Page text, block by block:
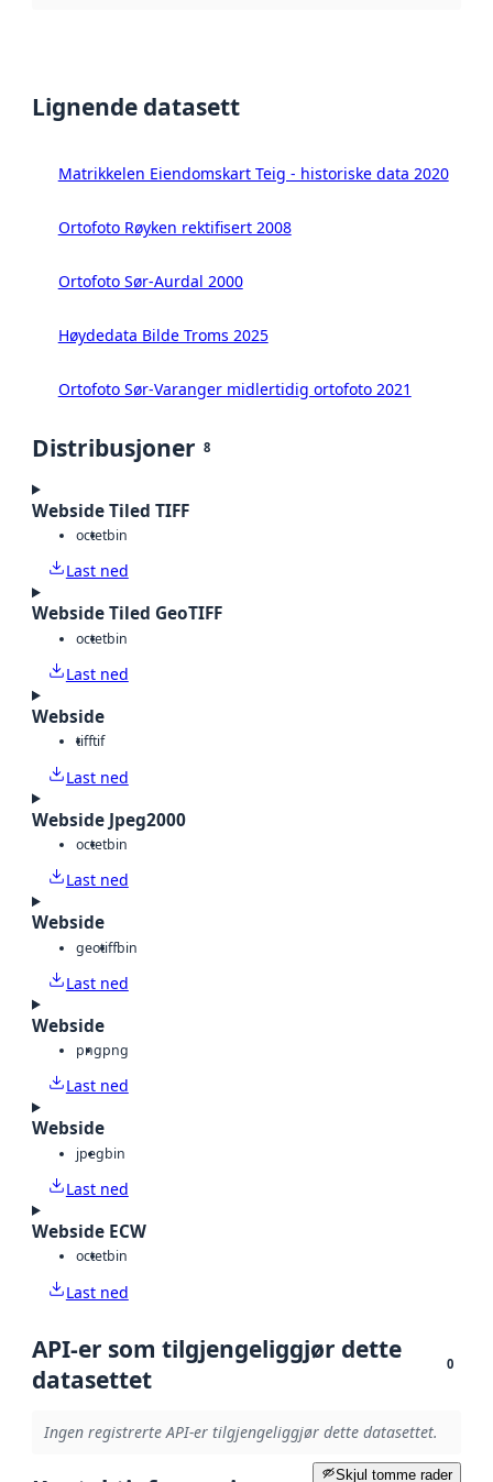
Lignende datasett
Matrikkelen Eiendomskart Teig - historiske data 2020
Ortofoto Røyken rektifisert 2008
Ortofoto Sør-Aurdal 2000
Høydedata Bilde Troms 2025
Ortofoto Sør-Varanger midlertidig ortofoto 2021
Distribusjoner 8
Webside Tiled TIFF
octetbin
Last ned
Webside Tiled GeoTIFF
octetbin
Last ned
Webside
tifftif
Last ned
Webside Jpeg2000
octetbin
Last ned
Webside
geotiffbin
Last ned
Webside
pngpng
Last ned
Webside
jpegbin
Last ned
Webside ECW
octetbin
Last ned
API-er som tilgjengeliggjør dette
datasettet
0
Ingen registrerte API-er tilgjengeliggjør dette datasettet.
Skjul tomme rader